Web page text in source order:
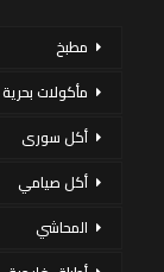
مطبخ
مأكولات بحرية
أكل سورى
أكل صيامي
المحاشي